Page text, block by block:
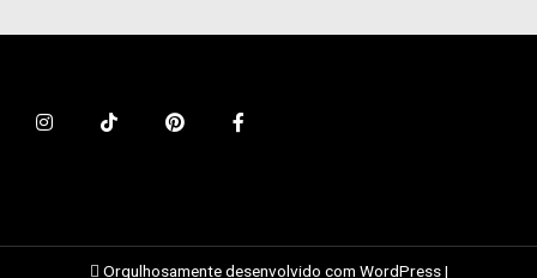
Orgulhosamente desenvolvido com WordPress|